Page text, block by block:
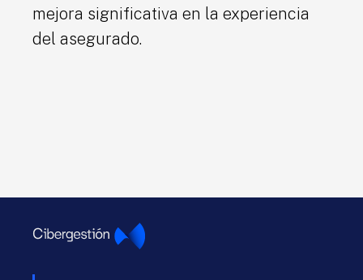
mejora significativa en la experiencia
del asegurado.